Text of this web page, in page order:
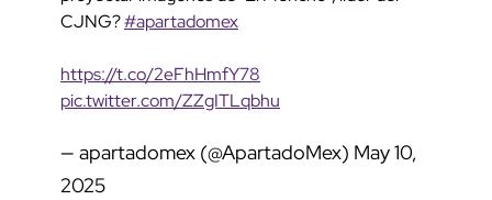
CJNG?#apartadomex
https://t.co/2eFhHmfY78
pic.twitter.com/ZZgITLqbhu
— apartadomex (@ApartadoMex) May 10,
2025